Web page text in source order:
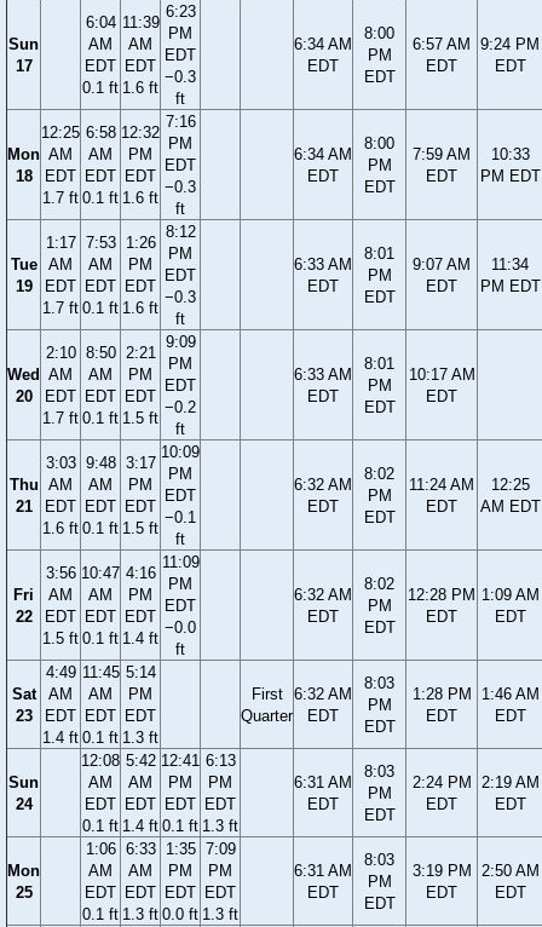
Sun
17
6:04
AM
EDT
0.1 ft
11:39
AM
EDT
1.6 ft
6:23
PM
EDT
−0.3
ft
6:34 AM
EDT
8:00
PM
EDT
6:57 AM
EDT
9:24 PM
EDT
Mon
18
12:25
AM
EDT
1.7 ft
6:58
AM
EDT
0.1 ft
12:32
PM
EDT
1.6 ft
7:16
PM
EDT
−0.3
ft
6:34 AM
EDT
8:00
PM
EDT
7:59 AM
EDT
10:33
PM EDT
Tue
19
1:17
AM
EDT
1.7 ft
7:53
AM
EDT
0.1 ft
1:26
PM
EDT
1.6 ft
8:12
PM
EDT
−0.3
ft
6:33 AM
EDT
8:01
PM
EDT
9:07 AM
EDT
11:34
PM EDT
Wed
20
2:10
AM
EDT
1.7 ft
8:50
AM
EDT
0.1 ft
2:21
PM
EDT
1.5 ft
9:09
PM
EDT
−0.2
ft
6:33 AM
EDT
8:01
PM
EDT
10:17 AM
EDT
Thu
21
3:03
AM
EDT
1.6 ft
9:48
AM
EDT
0.1 ft
3:17
PM
EDT
1.5 ft
10:09
PM
EDT
−0.1
ft
6:32 AM
EDT
8:02
PM
EDT
11:24 AM
EDT
12:25
AM EDT
Fri
22
3:56
AM
EDT
1.5 ft
10:47
AM
EDT
0.1 ft
4:16
PM
EDT
1.4 ft
11:09
PM
EDT
−0.0
ft
6:32 AM
EDT
8:02
PM
EDT
12:28 PM
EDT
1:09 AM
EDT
Sat
23
4:49
AM
EDT
1.4 ft
11:45
AM
EDT
0.1 ft
5:14
PM
EDT
1.3 ft
First
Quarter
6:32 AM
EDT
8:03
PM
EDT
1:28 PM
EDT
1:46 AM
EDT
Sun
24
12:08
AM
EDT
0.1 ft
5:42
AM
EDT
1.4 ft
12:41
PM
EDT
0.1 ft
6:13
PM
EDT
1.3 ft
6:31 AM
EDT
8:03
PM
EDT
2:24 PM
EDT
2:19 AM
EDT
Mon
25
1:06
AM
EDT
0.1 ft
6:33
AM
EDT
1.3 ft
1:35
PM
EDT
0.0 ft
7:09
PM
EDT
1.3 ft
6:31 AM
EDT
8:03
PM
EDT
3:19 PM
EDT
2:50 AM
EDT